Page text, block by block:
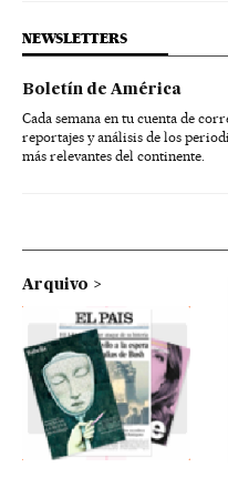
NEWSLETTERS
Boletín de América
Cada semana en tu cuenta de
reportajes y análisis de los
más relevantes del continente.
Arquivo